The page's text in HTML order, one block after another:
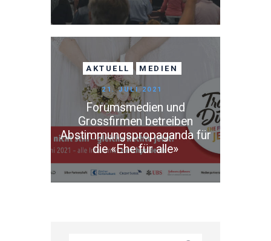
AKTUELL MEDIEN
21. JULI 2021
Forumsmedien und
Grossfirmen betreiben
Abstimmungspropaganda für
die «Ehe für alle»